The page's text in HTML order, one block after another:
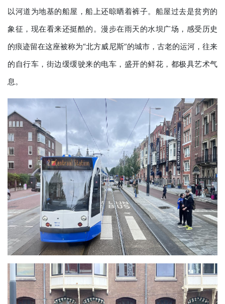
以河道为地基的船屋，船上还晾晒着裤子。船屋过去是贫穷的
象征，现在看来还挺酷的。漫步在雨天的水坝广场，感受历史
的痕迹留在这座被称为“北方威尼斯”的城市，古老的运河，往来
的自行车，街边缓缓驶来的电车，盛开的鲜花，都极具艺术气
息。